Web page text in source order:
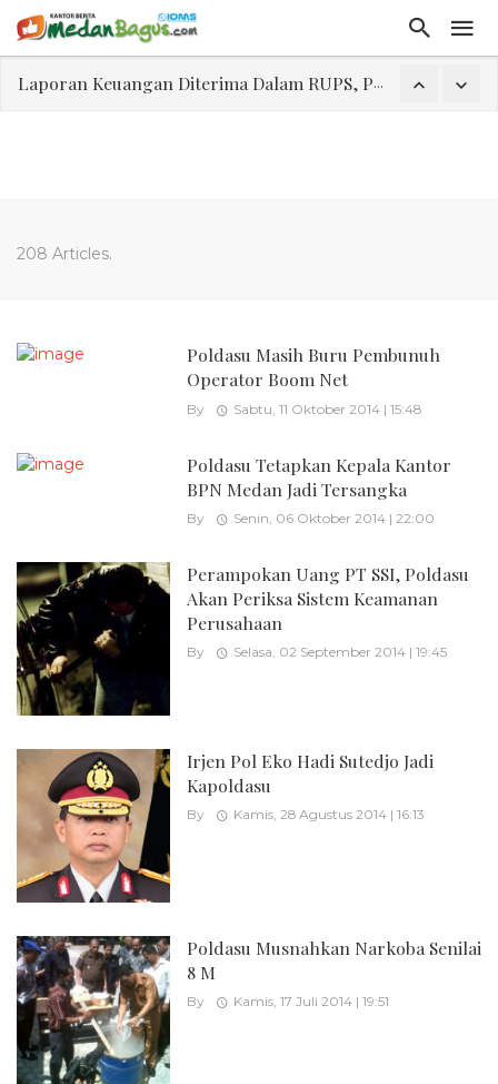
Laporan Keuangan Diterima Dalam RUPS, Pelaporan Hingga Penahanan Mantan Direktur PT GKS Dinilai Rancu
208 Articles.
Poldasu Masih Buru Pembunuh
Operator Boom Net
By Sabtu, 11 Oktober 2014 | 15:48
Poldasu Tetapkan Kepala Kantor
BPN Medan Jadi Tersangka
By Senin, 06 Oktober 2014 | 22:00
Perampokan Uang PT SSI, Poldasu
Akan Periksa Sistem Keamanan
Perusahaan
By Selasa, 02 September 2014 | 19:45
Irjen Pol Eko Hadi Sutedjo Jadi
Kapoldasu
By Kamis, 28 Agustus 2014 | 16:13
Poldasu Musnahkan Narkoba Senilai
8 M
By Kamis, 17 Juli 2014 | 19:51